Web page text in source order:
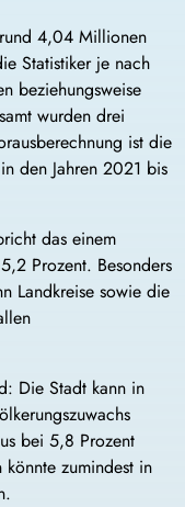
4,04 Millionen
Statistiker je nach
beziehungsweise
wurden drei
ist die
den Jahren 2021 bis
das einem
Prozent. Besonders
Landkreise sowie die
Die Stadt kann in
bei 5,8 Prozent
könnte zumindest in